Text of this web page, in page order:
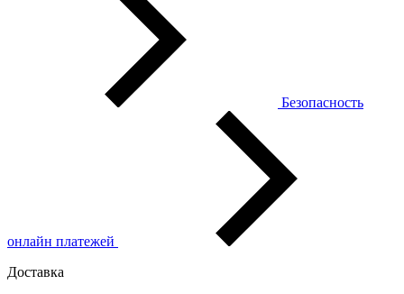
Безопасность
онлайн платежей
Доставка